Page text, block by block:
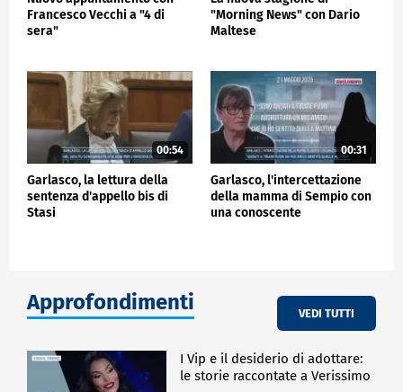
Francesco Vecchi a "4 di
sera"
"Morning News" con Dario
Maltese
00:54
Garlasco, la lettura della
sentenza d'appello bis di
Stasi
00:31
Garlasco, l'intercettazione
della mamma di Sempio con
una conoscente
Approfondimenti VEDI TUTTI
I Vip e il desiderio di adottare:
le storie raccontate a Verissimo